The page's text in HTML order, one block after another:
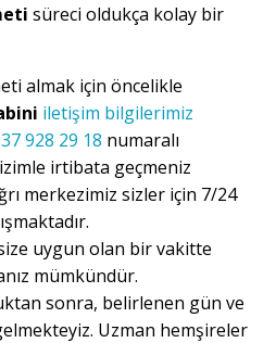
süreci oldukça kolay bir
almak için öncelikle
iletişim bilgilerimiz
928 29 18 numaralı
irtibata geçmeniz
merkezimiz sizler için 7/24
size uygun olan bir vakitte
mümkündür.
sonra, belirlenen gün ve
Uzman hemşireler